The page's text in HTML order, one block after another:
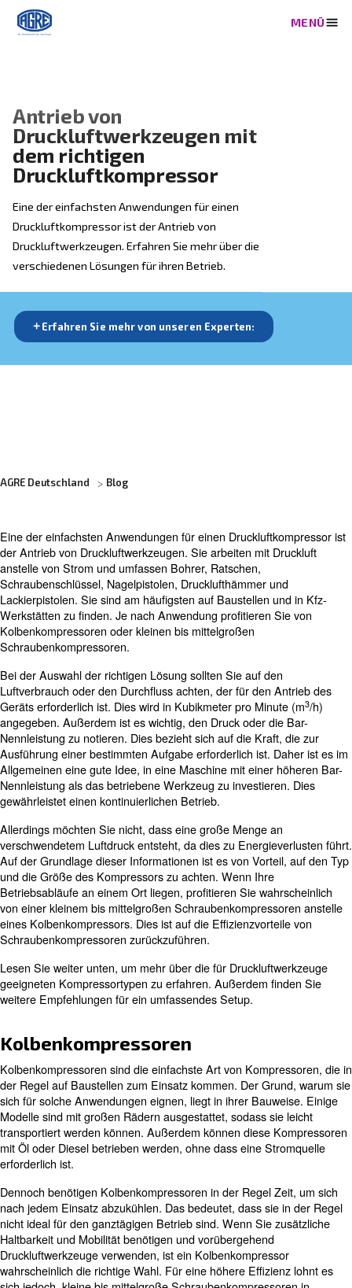
Antrieb von
Druckluftwerkzeugen mit
dem richtigen
Druckluftkompressor
Eine der einfachsten Anwendungen für einen
Druckluftwerkzeugen. Erfahren Sie mehr über die
verschiedenen Lösungen für ihren Betrieb.
AGRE Deutschland Blog
Eine der einfachsten Anwendungen für einen
der Antrieb von Druckluftwerkzeugen. Sie arbeiten mit
anstelle von Strom und umfassen Bohrer, Ratschen,
Schraubenschlüssel, Nagelpistolen, Drucklufthämmer
Lackierpistolen. Sie sind am häufigsten auf Baustellen
Werkstätten zu finden. Je nach Anwendung profitieren
Kolbenkompressoren oder kleinen bis mittelgroßen
Schraubenkompressoren.
Bei der Auswahl der richtigen Lösung sollten Sie auf
Luftverbrauch oder den Durchfluss achten, der für den
Geräts erforderlich ist. Dies wird in Kubikmeter pro
angegeben. Außerdem ist es wichtig, den Druck oder
Nennleistung zu notieren. Dies bezieht sich auf die
Ausführung einer bestimmten Aufgabe erforderlich ist.
Allgemeinen eine gute Idee, in eine Maschine mit einer
Nennleistung als das betriebene Werkzeug zu
gewährleistet einen kontinuierlichen Betrieb.
Allerdings möchten Sie nicht, dass eine große Menge
verschwendetem Luftdruck entsteht, da dies zu
Auf der Grundlage dieser Informationen ist es von
und die Größe des Kompressors zu achten. Wenn Ihre
Betriebsabläufe an einem Ort liegen, profitieren Sie
von einer kleinem bis mittelgroßen
eines Kolbenkompressors. Dies ist auf die
Schraubenkompressoren zurückzuführen.
Lesen Sie weiter unten, um mehr über die für
geeigneten Kompressortypen zu erfahren. Außerdem
weitere Empfehlungen für ein umfassendes Setup.